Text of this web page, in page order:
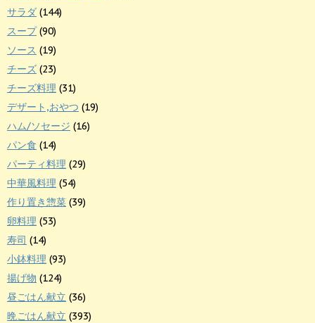
サラダ (144)
スープ(90)
ソース (19)
チーズ (23)
チーズ料理 (31)
デザート,おやつ (19)
ハム/ソセージ (16)
パン食 (14)
パーティ料理 (29)
中華風料理 (54)
作り置き惣菜 (39)
卵料理 (53)
寿司 (14)
小鉢料理 (93)
揚げ物 (124)
昼ごはん献立 (36)
晩ごはん献立 (393)